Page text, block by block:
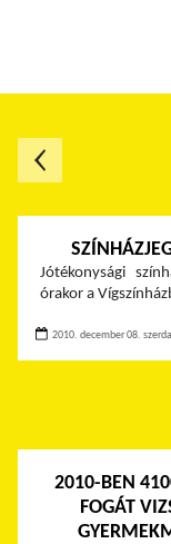
Jótékonysági
órakor a
2010. december 08. szerda
2010-BEN
FOGÁT